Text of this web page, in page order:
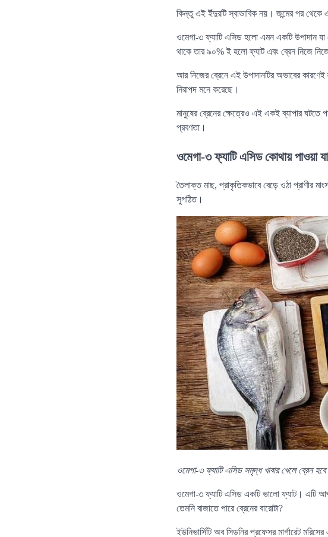
কিন্তু এই ইঁদুরটি স্বাভাবিক নয়। জন্মের পর থেকে
ওমেগা-৩ ফ্যাটি এসিড হলো এমন একটি উপাদান যা
থাকে তার ৯০% ই হলো ফ্যাট এবং ব্রেন নিজে
আর নিজের ব্রেনে এই উপাদানটির অভাবের
নিরাপদ মনে করেছে।
মানুষের ব্রেনের ক্ষেত্রেও এই একই ব্যাপার ঘটতে
প্রবণতা।
ওমেগা-৩ ফ্যাটি এসিড কোথায় পাওয়া
তৈলাক্ত মাছ, প্রাকৃতিকভাবে বেড়ে ওঠা প্রাণীর
সুগঠিত।
ওমেগা-৩ ফ্যাটি এসিড সমৃদ্ধ খাবার খেলে
ওমেগা-৩ ফ্যাটি এসিড একটি ভালো ফ্যাট। এটি
তেমনি বাজাতে পারে ব্রেনের বারোটা?
ইউনিভার্সিটি অব সিডনির প্রফেসর মার্গারেট